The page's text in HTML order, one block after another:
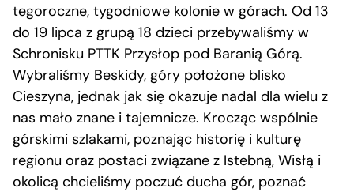
tegoroczne, tygodniowe kolonie w górach. Od 13
do 19 lipca z grupą 18 dzieci przebywaliśmy w
Schronisku PTTK Przysłop pod Baranią Górą.
Wybraliśmy Beskidy, góry położone blisko
Cieszyna, jednak jak się okazuje nadal dla wielu z
nas mało znane i tajemnicze. Krocząc wspólnie
górskimi szlakami, poznając historię i kulturę
regionu oraz postaci związane z Istebną, Wisłą i
okolicą chcieliśmy poczuć ducha gór, poznać